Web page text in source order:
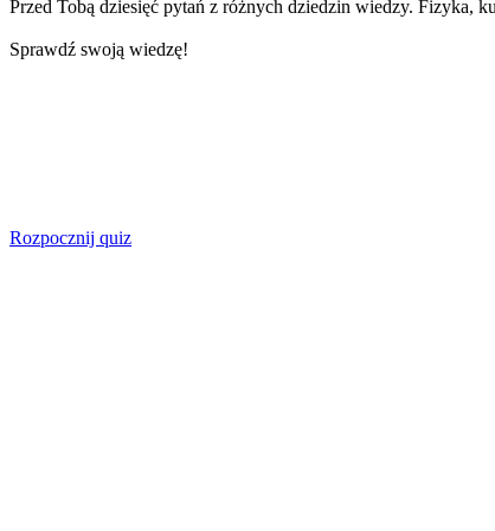
Przed Tobą dziesięć pytań z różnych dziedzin wiedzy. Fizyka,
Sprawdź swoją wiedzę!
Rozpocznij quiz